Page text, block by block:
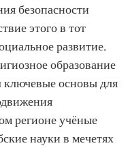
безопасности
этого в тот
развитие.
образование
ключевые основы для
регионе учёные
науки в мечетях